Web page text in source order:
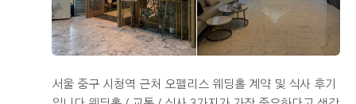
월부터 개편한다고 하여서 그 이후에는 예쁘장한 색이 들
어오지 않을까 싶어요. 완전 퍼펙트 할 거같아요) 사실 저
희는 위치랑 주차가 제일 걱정이었어서 그 모든 점을 커버
분위기도 좋았어서, 얼른 결혼하고 싶어요 ~~ 이상 오펠리
서울 중구 시청역 근처 오펠리스 웨딩홀 계약 및 식사 후기